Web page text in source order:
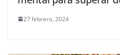
27 febrero, 2024